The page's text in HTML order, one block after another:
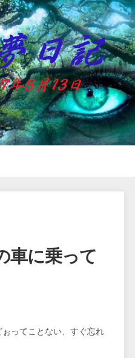
車に乗って
ってことない、すぐ忘れ